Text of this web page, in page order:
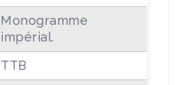
Monogramme
impérial.
TTB